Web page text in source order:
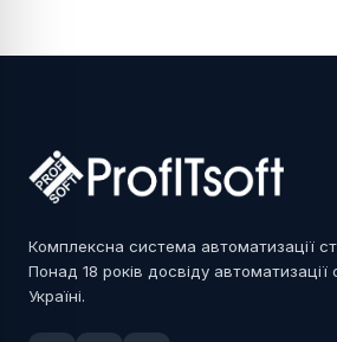
Комплексна система автоматизації
Понад 18 років досвіду автоматизації
Україні.